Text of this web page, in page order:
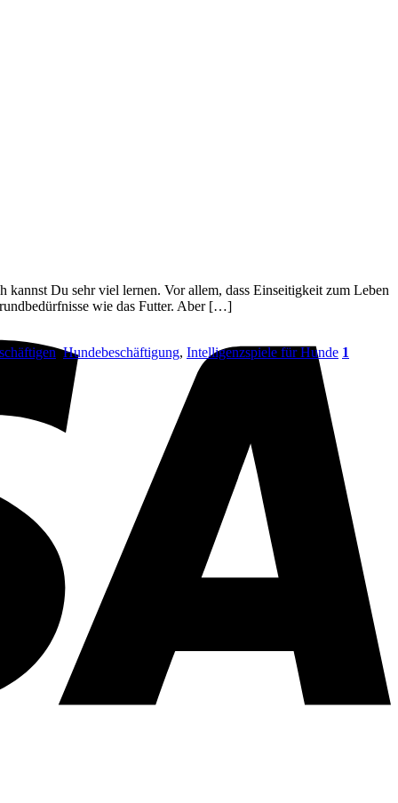
kannst Du sehr viel lernen. Vor allem, dass Einseitigkeit zum Leben
wie das Futter. Aber […]
,Hundebeschäftigung, Intelligenzspiele für Hunde 1